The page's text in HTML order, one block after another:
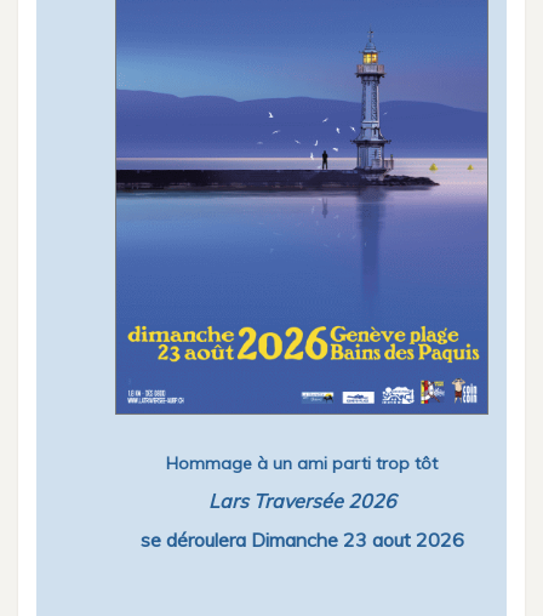
Hommage à un ami parti trop tôt
Lars Traversée 2026
se déroulera Dimanche 23 aout 2026